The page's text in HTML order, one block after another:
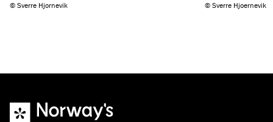
© Sverre Hjornevik © Sverre Hjoernevik